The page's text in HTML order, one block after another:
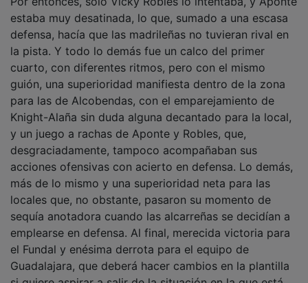
estaba muy desatinada, lo que, sumado a una escasa
defensa, hacía que las madrileñas no tuvieran rival en
la pista. Y todo lo demás fue un calco del primer
cuarto, con diferentes ritmos, pero con el mismo
guión, una superioridad manifiesta dentro de la zona
para las de Alcobendas, con el emparejamiento de
Knight-Alaña sin duda alguna decantado para la local,
y un juego a rachas de Aponte y Robles, que,
desgraciadamente, tampoco acompañaban sus
acciones ofensivas con acierto en defensa. Lo demás,
más de lo mismo y una superioridad neta para las
locales que, no obstante, pasaron su momento de
sequía anotadora cuando las alcarreñas se decidían a
emplearse en defensa. Al final, merecida victoria para
el Fundal y enésima derrota para el equipo de
Guadalajara, que deberá hacer cambios en la plantilla
si quiere aspirar a salir de la situación en la que está.